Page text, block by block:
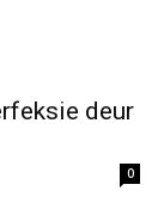
deur
0